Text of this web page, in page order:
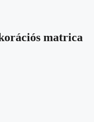
matrica